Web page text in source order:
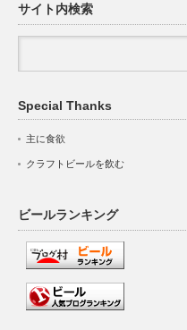
サイト内検索
Special Thanks
主に食欲
クラフトビールを飲む
ビールランキング